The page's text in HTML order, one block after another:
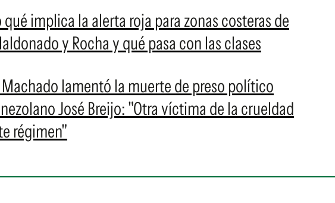
implica la alerta roja para zonas costeras de
y Rocha y qué pasa con las clases
lamentó la muerte de preso político
José Breijo: "Otra víctima de la crueldad
régimen"